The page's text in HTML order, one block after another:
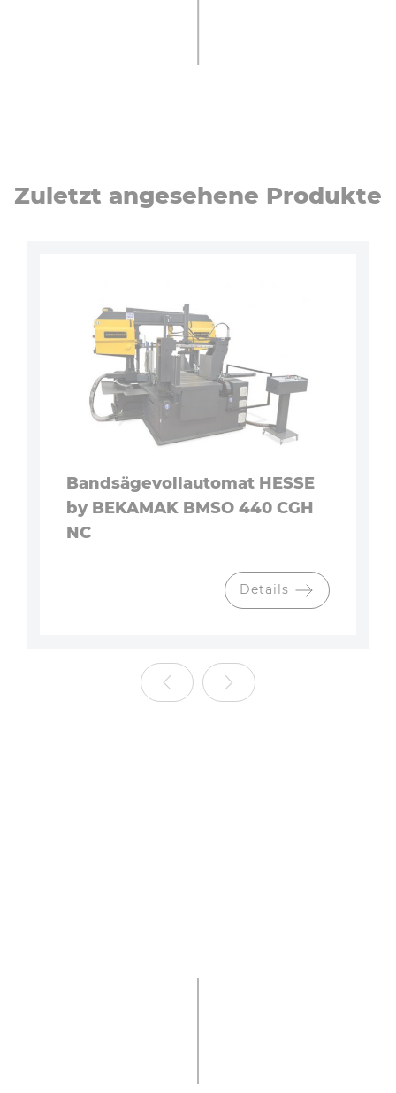
Zuletzt angesehene Produkte
Bandsägevollautomat HESSE
by BEKAMAK BMSO 440 CGH
NC
Details